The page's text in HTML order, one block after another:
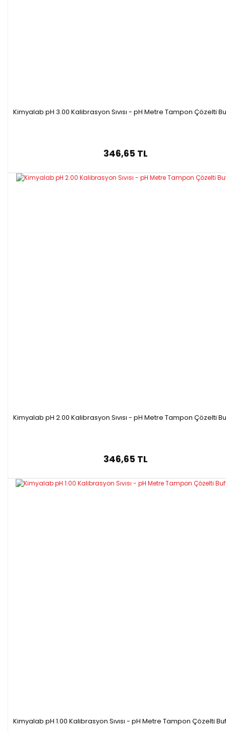
Kimyalab pH 3.00 Kalibrasyon Sıvısı - pH Metre Tampon Çözelti
346,65 TL
Kimyalab pH 2.00 Kalibrasyon Sıvısı - pH Metre Tampon Çözelti
346,65 TL
Kimyalab pH 1.00 Kalibrasyon Sıvısı - pH Metre Tampon Çözelti